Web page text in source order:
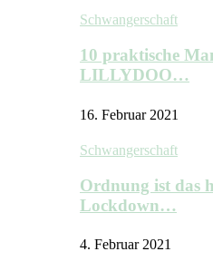
Schwangerschaft
10 praktische
LILLYDOO…
16. Februar 2021
Schwangerschaft
Ordnung ist das
Lockdown…
4. Februar 2021